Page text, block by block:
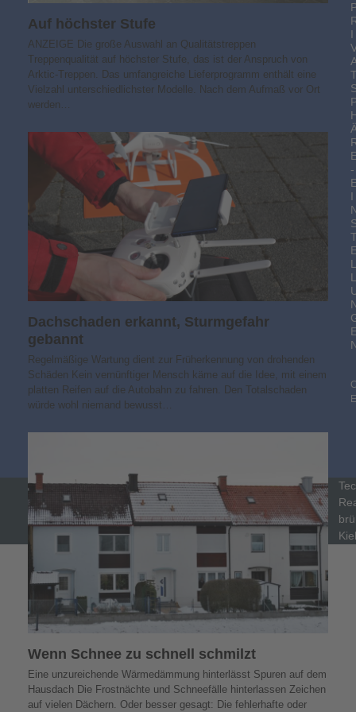
Auf höchster Stufe
ANZEIGE Die große Auswahl an Qualitätstreppen
Treppenqualität auf höchster Stufe, das ist der Anspruch von
Arktic-Treppen. Das umfangreiche Lieferprogramm enthält eine
Vielzahl unterschiedlichster Modelle. Nach dem Aufmaß vor Ort
werden…
Dachschaden erkannt, Sturmgefahr
gebannt
Regelmäßige Wartung dient zur Früherkennung von drohenden
Schäden Kein vernünftiger Mensch käme auf die Idee, mit einem
platten Reifen auf die Autobahn zu fahren. Den Totalschaden
würde wohl niemand bewusst…
Wenn Schnee zu schnell schmilzt
Eine unzureichende Wärmedämmung hinterlässt Spuren auf dem
Hausdach Die Frostnächte und Schneefälle hinterlassen Zeichen
auf vielen Dächern. Oder besser gesagt: Die fehlerhafte oder
I
-
I
L
L
Kiel